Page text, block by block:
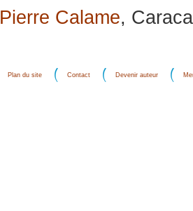
Pierre Calame,
Plan du site Contact Devenir auteur